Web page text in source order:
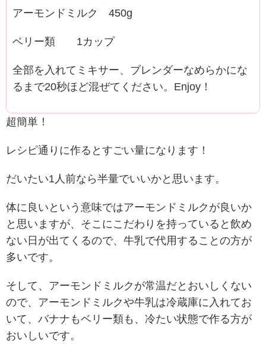
アーモンドミルク 450g
ベリー類 1カップ
全部を入れてミキサー、ブレンダーなめらかにな
るまで20秒ほど混ぜてください。Enjoy！
超簡単！
レシピ通りに作るとすごい量になります！
だいたい1人前なら半量でいいかと思います。
体に良いという意味ではアーモンドミルクが良いか
と思いますが、そこにこだわりを持っていると飲め
ない日が出てくるので、牛乳で代用することの方が
多いです。
そして、アーモンドミルクが常温だとおいしくない
ので、アーモンドミルクや牛乳は冷蔵庫に入れてお
いて、バナナもベリー類も、冷たい状態で作る方が
おいしいです。